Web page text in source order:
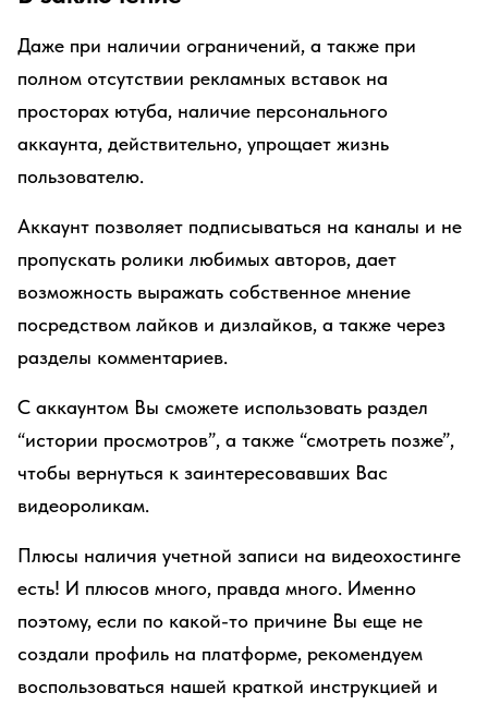
Даже при наличии ограничений, а также при
полном отсутствии рекламных вставок на
просторах ютуба, наличие персонального
аккаунта, действительно, упрощает жизнь
пользователю.
Аккаунт позволяет подписываться на каналы и не
пропускать ролики любимых авторов, дает
возможность выражать собственное мнение
посредством лайков и дизлайков, а также через
разделы комментариев.
С аккаунтом Вы сможете использовать раздел
“истории просмотров”, а также “смотреть позже”,
чтобы вернуться к заинтересовавших Вас
видеороликам.
Плюсы наличия учетной записи на видеохостинге
есть! И плюсов много, правда много. Именно
поэтому, если по какой-то причине Вы еще не
создали профиль на платформе, рекомендуем
воспользоваться нашей краткой инструкцией и